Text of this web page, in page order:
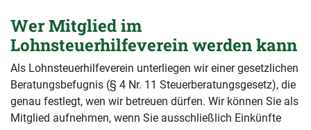
Wer Mitglied im
Lohnsteuerhilfeverein werden kann
Als Lohnsteuerhilfeverein unterliegen wir einer gesetzlichen
Beratungsbefugnis (§ 4 Nr. 11 Steuerberatungsgesetz), die
genau festlegt, wen wir betreuen dürfen. Wir können Sie als
Mitglied aufnehmen, wenn Sie ausschließlich Einkünfte